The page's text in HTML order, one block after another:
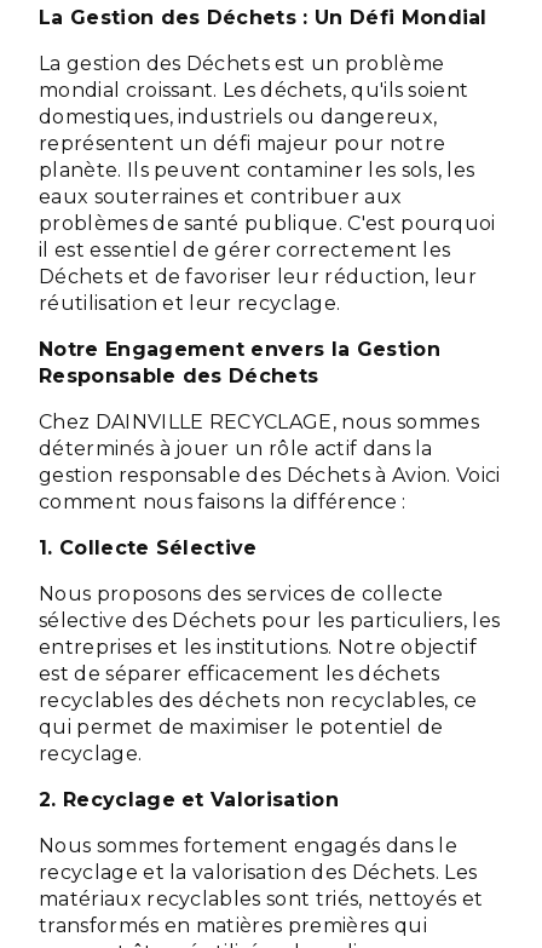
La Gestion des Déchets : Un Défi Mondial
La gestion des Déchets est un problème
mondial croissant. Les déchets, qu'ils soient
domestiques, industriels ou dangereux,
représentent un défi majeur pour notre
planète. Ils peuvent contaminer les sols, les
eaux souterraines et contribuer aux
problèmes de santé publique. C'est pourquoi
il est essentiel de gérer correctement les
Déchets et de favoriser leur réduction, leur
réutilisation et leur recyclage.
Notre Engagement envers la Gestion
Responsable des Déchets
Chez DAINVILLE RECYCLAGE, nous sommes
déterminés à jouer un rôle actif dans la
gestion responsable des Déchets à Avion. Voici
comment nous faisons la différence :
1. Collecte Sélective
Nous proposons des services de collecte
sélective des Déchets pour les particuliers, les
entreprises et les institutions. Notre objectif
est de séparer efficacement les déchets
recyclables des déchets non recyclables, ce
qui permet de maximiser le potentiel de
recyclage.
2. Recyclage et Valorisation
Nous sommes fortement engagés dans le
recyclage et la valorisation des Déchets. Les
matériaux recyclables sont triés, nettoyés et
transformés en matières premières qui